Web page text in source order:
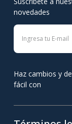
novedades
Haz cambios y
fácil con